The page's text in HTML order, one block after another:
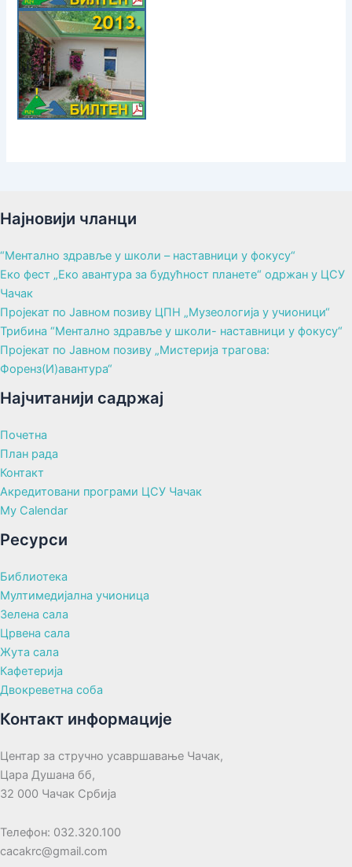
Најновији чланци
“Ментално здравље у школи – наставници у фокусу“
Еко фест „Еко авантура за будућност планете“ одржан у ЦСУ
Чачак
Пројекат по Јавном позиву ЦПН „Музеологија у учионици“
Трибина “Ментално здравље у школи- наставници у фокусу“
Пројекат по Јавном позиву „Мистерија трагова:
Форенз(И)авантура“
Најчитанији садржај
Почетна
План рада
Контакт
Акредитовани програми ЦСУ Чачак
My Calendar
Ресурси
Библиотека
Мултимедијална учионица
Зелена сала
Црвена сала
Жута сала
Кафетерија
Двокреветна соба
Контакт информације
Центар за стручно усавршавање Чачак,
Цара Душана бб,
32 000 Чачак Србија
Телефон: 032.320.100
cacakrc@gmail.com